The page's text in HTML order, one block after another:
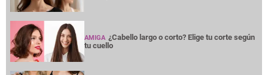
AMIGA ¿Cabello largo o corto? Elige tu corte según
tu cuello